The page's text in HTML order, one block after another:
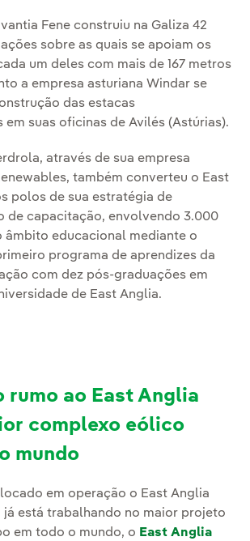
Fene construiu na Galiza 42
sobre as quais se apoiam os
um deles com mais de 167 metros
a empresa asturiana Windar se
das estacas
em suas oficinas de Avilés (Astúrias).
através de sua empresa
também converteu o East
polos de sua estratégia de
de capacitação, envolvendo 3.000
âmbito educacional mediante o
programa de aprendizes da
com dez pós-graduações em
de East Anglia.
rumo ao East Anglia
complexo eólico
mundo
em operação o East Anglia
já está trabalhando no maior projeto
em todo o mundo, o East Anglia